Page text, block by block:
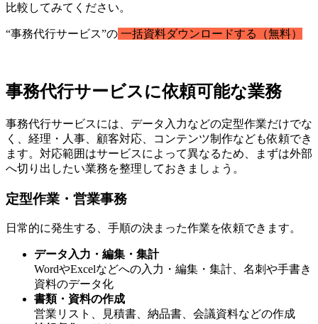
比較してみてください。
“事務代行サービス”の 一括資料ダウンロードする（無料）
事務代行サービスに依頼可能な業務
事務代行サービスには、データ入力などの定型作業だけでな
く、経理・人事、顧客対応、コンテンツ制作なども依頼でき
ます。対応範囲はサービスによって異なるため、まずは外部
へ切り出したい業務を整理しておきましょう。
定型作業・営業事務
日常的に発生する、手順の決まった作業を依頼できます。
データ入力・編集・集計
WordやExcelなどへの入力・編集・集計、名刺や手書き
資料のデータ化
書類・資料の作成
営業リスト、見積書、納品書、会議資料などの作成